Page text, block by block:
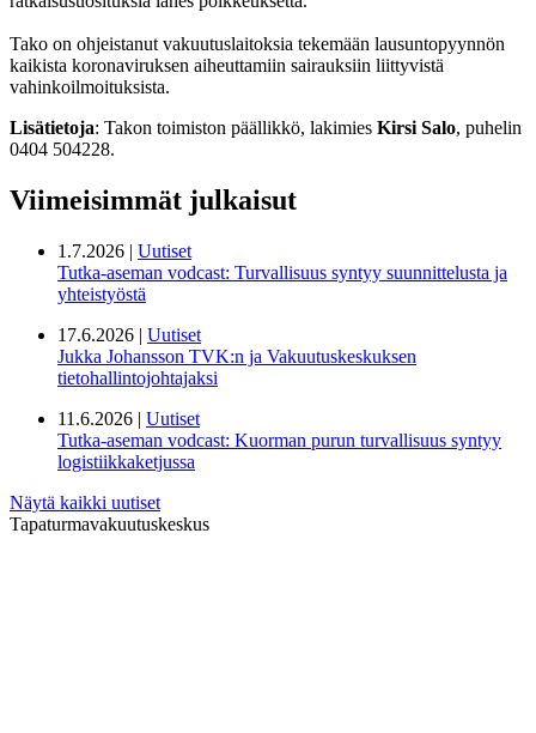
Tako on ohjeistanut vakuutuslaitoksia tekemään lausuntopyynnön
kaikista koronaviruksen aiheuttamiin sairauksiin liittyvistä
vahinkoilmoituksista.
Lisätietoja: Takon toimiston päällikkö, lakimies Kirsi Salo, puhelin
0404 504228.
Viimeisimmät julkaisut
1.7.2026 | Uutiset
Tutka-aseman vodcast: Turvallisuus syntyy suunnittelusta ja
yhteistyöstä
17.6.2026 | Uutiset
Jukka Johansson TVK:n ja Vakuutuskeskuksen
tietohallintojohtajaksi
11.6.2026 | Uutiset
Tutka-aseman vodcast: Kuorman purun turvallisuus syntyy
logistiikkaketjussa
Näytä kaikki uutiset
Tapaturmavakuutuskeskus